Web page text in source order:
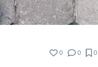
0 0 0